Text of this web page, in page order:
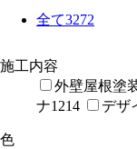
全て3272
施工内容
外壁屋根塗
ナ1214 デザ
色